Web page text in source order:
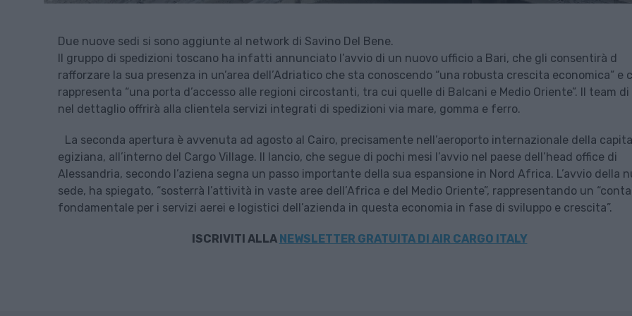
Due nuove sedi si sono aggiunte al network di Savino Del Bene.
Il gruppo di spedizioni toscano ha infatti annunciato l’avvio di un nuovo ufficio a Bari, che gli consentirà d
rafforzare la sua presenza in un’area dell’Adriatico che sta conoscendo “una robusta crescita economica” e
rappresenta “una porta d’accesso alle regioni circostanti, tra cui quelle di Balcani e Medio Oriente”. Il team di
nel dettaglio offrirà alla clientela servizi integrati di spedizioni via mare, gomma e ferro.
La seconda apertura è avvenuta ad agosto al Cairo, precisamente nell’aeroporto internazionale della
egiziana, all’interno del Cargo Village. Il lancio, che segue di pochi mesi l’avvio nel paese dell’head office di
Alessandria, secondo l’aziena segna un passo importante della sua espansione in Nord Africa. L’avvio della
sede, ha spiegato, “sosterrà l’attività in vaste aree dell’Africa e del Medio Oriente”, rappresentando un
fondamentale per i servizi aerei e logistici dell’azienda in questa economia in fase di sviluppo e crescita”.
ISCRIVITI ALLA NEWSLETTER GRATUITA DI AIR CARGO ITALY